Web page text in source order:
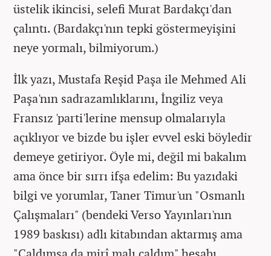
üstelik ikincisi, selefi Murat Bardakçı'dan
çalıntı. (Bardakçı'nın tepki göstermeyişini
neye yormalı, bilmiyorum.)
İlk yazı, Mustafa Reşid Paşa ile Mehmed Ali
Paşa'nın sadrazamlıklarını, İngiliz veya
Fransız 'parti'lerine mensup olmalarıyla
açıklıyor ve bizde bu işler evvel eski böyledir
demeye getiriyor. Öyle mi, değil mi bakalım
ama önce bir sırrı ifşa edelim: Bu yazıdaki
bilgi ve yorumlar, Taner Timur'un "Osmanlı
Çalışmaları" (bendeki Verso Yayınları'nın
1989 baskısı) adlı kitabından aktarmış ama